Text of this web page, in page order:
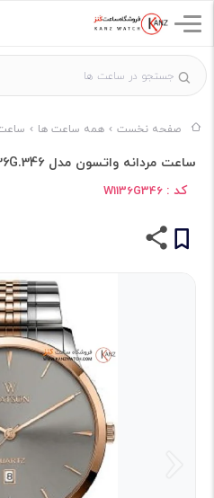
صفحه نخست همه ساعت ها
ساعت مردانه واتسون مدل W 1136G.346
کد : W1136G346